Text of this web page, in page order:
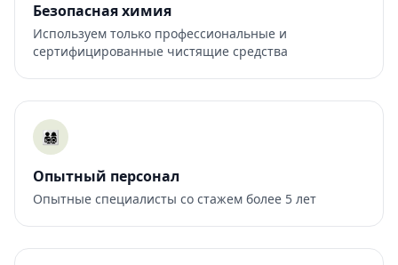
Безопасная химия
Используем только профессиональные и
сертифицированные чистящие средства
👨‍👩‍👧‍👦
Опытный персонал
Опытные специалисты со стажем более 5 лет